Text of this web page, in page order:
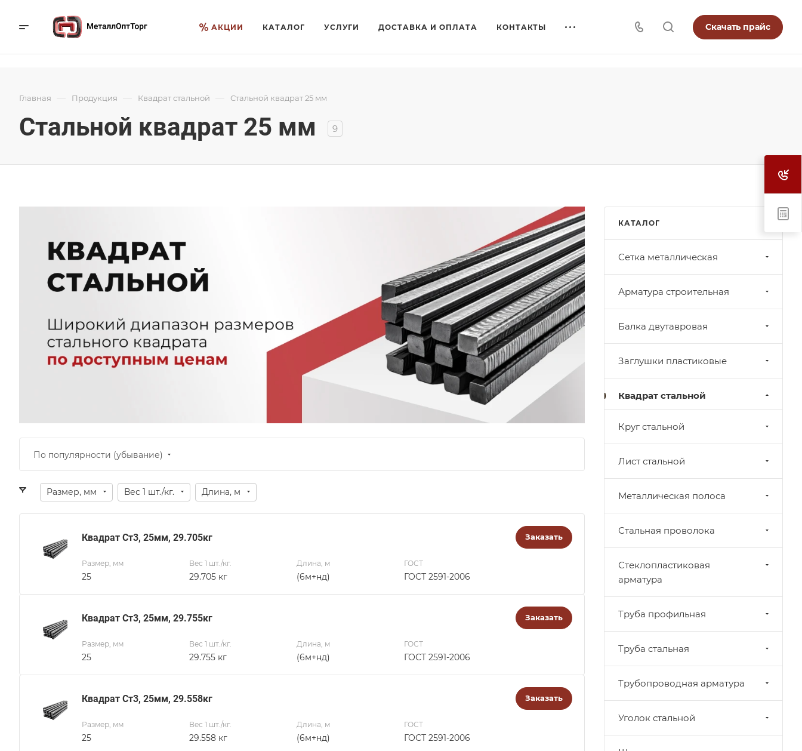
АКЦИИ КАТАЛОГ УСЛУГИ ДОСТАВКА И ОПЛАТА КОНТАКТЫ Скачать прайс
Главная — Продукция — Квадрат стальной — Стальной квадрат 25 мм
Стальной квадрат 25 мм 9
По популярности (убывание)
Размер, мм Вес 1 шт./кг. Длина, м
Квадрат Ст3, 25мм, 29.705кг Заказать
Размер, мм
25
Вес 1 шт./кг.
29.705 кг
Длина, м
(6м+нд)
ГОСТ
ГОСТ 2591-2006
Квадрат Ст3, 25мм, 29.755кг Заказать
Размер, мм
25
Вес 1 шт./кг.
29.755 кг
Длина, м
(6м+нд)
ГОСТ
ГОСТ 2591-2006
Квадрат Ст3, 25мм, 29.558кг Заказать
Размер, мм
25
Вес 1 шт./кг.
29.558 кг
Длина, м
(6м+нд)
ГОСТ
ГОСТ 2591-2006
КАТАЛОГ
Cетка металлическая
Арматура строительная
Балка двутавровая
Заглушки пластиковые
Квадрат стальной
Круг стальной
Лист стальной
Металлическая полоса
Стальная проволока
Стеклопластиковая
арматура
Труба профильная
Труба стальная
Трубопроводная арматура
Уголок стальной